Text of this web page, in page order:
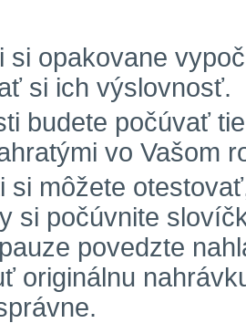
si opakovane
si ich výslovnosť.
budete počúvať
vo Vašom
si môžete
si počúvnite
povedzte
originálnu